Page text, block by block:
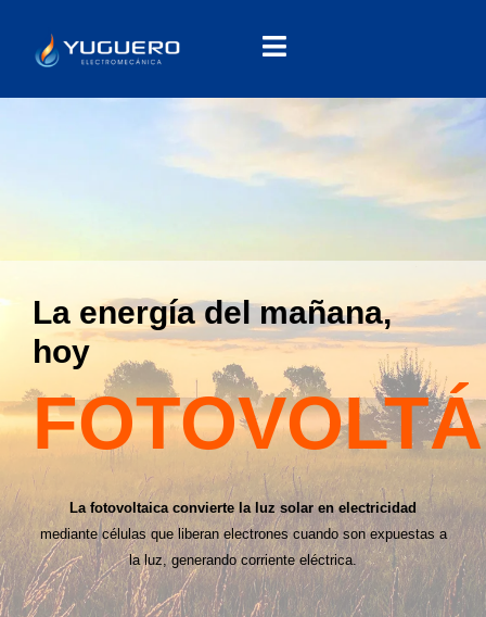
La energía del mañana,
hoy
La fotovoltaica convierte la luz solar en electricidad
mediante células que liberan electrones cuando son expuestas a
la luz, generando corriente eléctrica.